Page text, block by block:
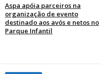
Aspa apóia parceiros na
organização de evento
destinado aos avós e netos no
Parque Infantil